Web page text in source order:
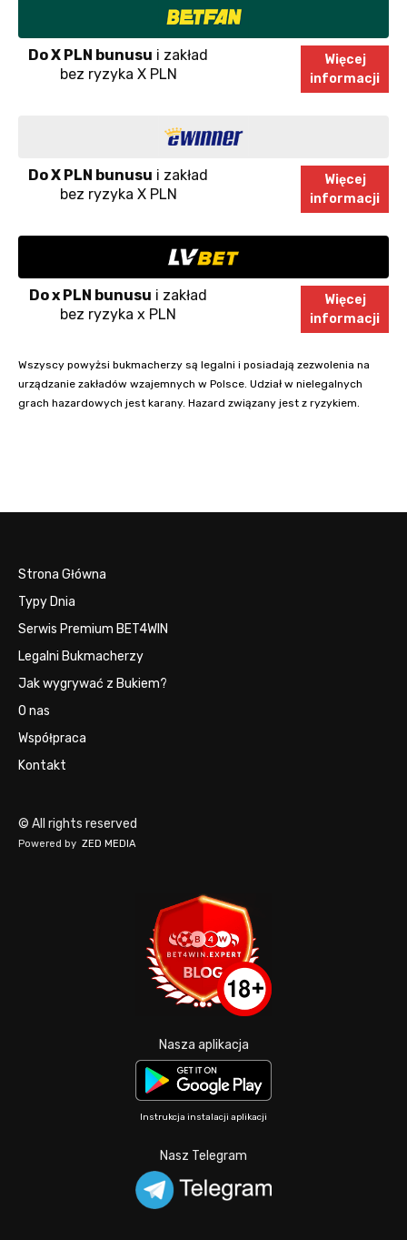
Do X PLN bunusu i zakład
bez ryzyka X PLN
Więcej
informacji
Do X PLN bunusu i zakład
bez ryzyka X PLN
Więcej
informacji
Do x PLN bunusu i zakład
bez ryzyka x PLN
Więcej
informacji
Wszyscy powyżsi bukmacherzy są legalni i posiadają zezwolenia na
urządzanie zakładów wzajemnych w Polsce. Udział w nielegalnych
grach hazardowych jest karany. Hazard związany jest z ryzykiem.
Strona Główna
Typy Dnia
Serwis Premium BET4WIN
Legalni Bukmacherzy
Jak wygrywać z Bukiem?
O nas
Współpraca
Kontakt
© All rights reserved
Powered by ZED MEDIA
Nasza aplikacja
Instrukcja instalacji aplikacji
Nasz Telegram